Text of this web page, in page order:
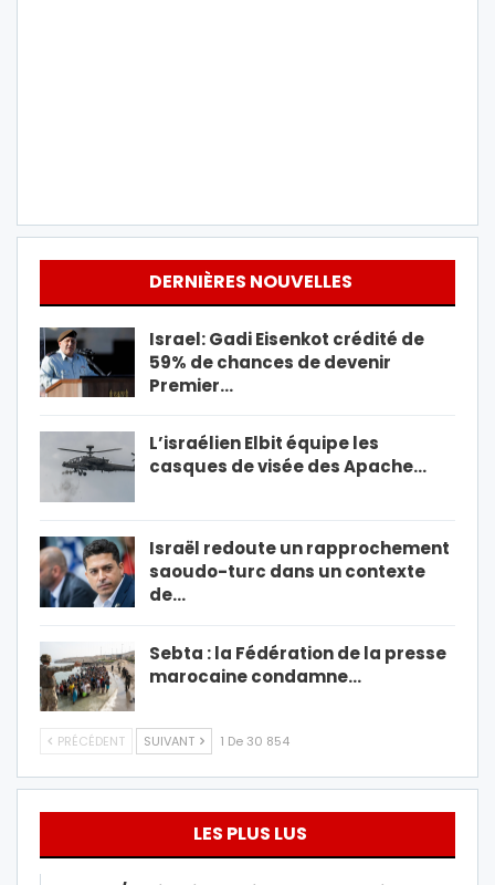
DERNIÈRES NOUVELLES
Israel: Gadi Eisenkot crédité de
59% de chances de devenir
Premier…
L’israélien Elbit équipe les
casques de visée des Apache…
Israël redoute un rapprochement
saoudo-turc dans un contexte
de…
Sebta : la Fédération de la presse
marocaine condamne…
PRÉCÉDENT SUIVANT 1 De 30 854
LES PLUS LUS